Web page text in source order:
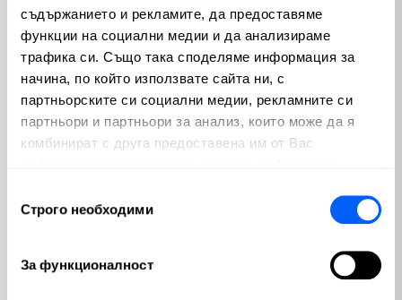
съдържанието и рекламите, да предоставяме
функции на социални медии и да анализираме
трафика си. Също така споделяме информация за
начина, по който използвате сайта ни, с
партньорските си социални медии, рекламните си
партньори и партньори за анализ, които може да я
комбинират с друга предоставена им от Вас
наСтрого необходими
За функционалност
политика и икономическата несигурност карат мнозина да
преосмислят възможностите си.
Теми
Криптовалути(100) Пазари(810)